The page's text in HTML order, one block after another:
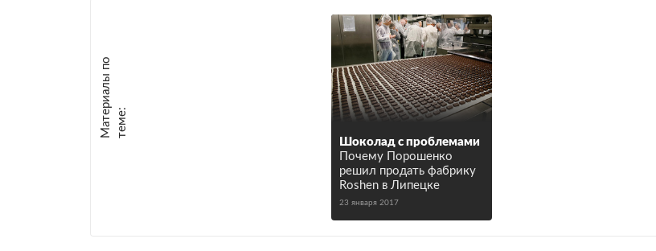
М
а
т е
р
и
а
л
ы
п
о
т
е
м
е :
Шоколад с проблемами
Почему Порошенко
решил продать фабрику
Roshen в Липецке
23 января 2017